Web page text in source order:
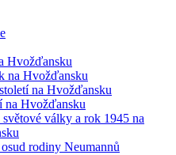
Hvožďansku
na Hvožďansku
na Hvožďansku
na Hvožďansku
války a rok 1945 na
rodiny Neumannů